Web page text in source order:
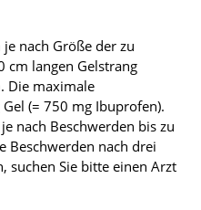
nach Größe der zu
cm langen Gelstrang
Die maximale
(= 750 mg Ibuprofen).
nach Beschwerden bis zu
Beschwerden nach drei
suchen Sie bitte einen Arzt